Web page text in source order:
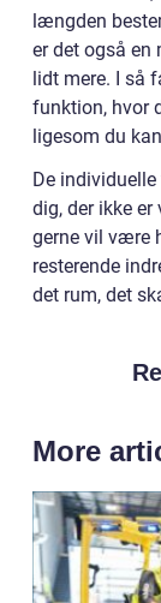
længden
er det også
lidt mere. I så
funktion, hvor
ligesom du
De
dig, der ikke
gerne vil være
resterende
det rum, det
More